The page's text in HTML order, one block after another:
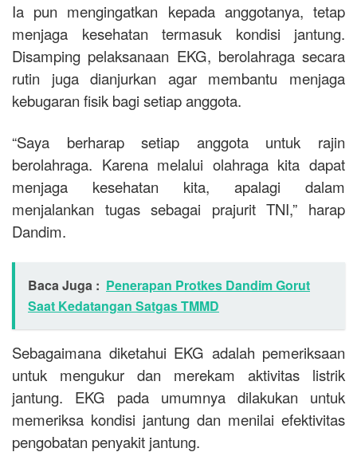
Ia pun mengingatkan kepada anggotanya, tetap
menjaga kesehatan termasuk kondisi jantung.
Disamping pelaksanaan EKG, berolahraga secara
rutin juga dianjurkan agar membantu menjaga
kebugaran fisik bagi setiap anggota.
“Saya berharap setiap anggota untuk rajin
berolahraga. Karena melalui olahraga kita dapat
menjaga kesehatan kita, apalagi dalam
menjalankan tugas sebagai prajurit TNI,” harap
Dandim.
Baca Juga : Penerapan Protkes Dandim Gorut
Saat Kedatangan Satgas TMMD
Sebagaimana diketahui EKG adalah pemeriksaan
untuk mengukur dan merekam aktivitas listrik
jantung. EKG pada umumnya dilakukan untuk
memeriksa kondisi jantung dan menilai efektivitas
pengobatan penyakit jantung.